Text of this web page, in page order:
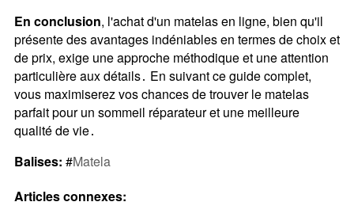
En conclusion, l'achat d'un matelas en ligne, bien qu'il
présente des avantages indéniables en termes de choix et
de prix, exige une approche méthodique et une attention
particulière aux détails․ En suivant ce guide complet,
vous maximiserez vos chances de trouver le matelas
parfait pour un sommeil réparateur et une meilleure
qualité de vie․
Balises: #Matela
Articles connexes: